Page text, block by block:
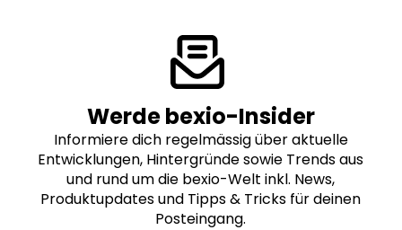
Werde bexio-Insider
Informiere dich regelmässig über aktuelle
Entwicklungen, Hintergründe sowie Trends aus
und rund um die bexio-Welt inkl. News,
Produktupdates und Tipps & Tricks für deinen
Posteingang.